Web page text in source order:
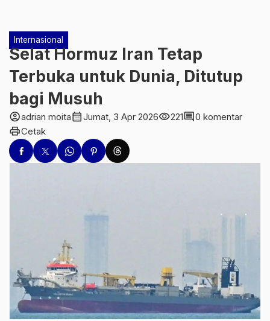
Internasional
Selat Hormuz Iran Tetap
Terbuka untuk Dunia, Ditutup
bagi Musuh
account_circleadrian moitacalendar_monthJumat, 3 Apr 2026visibility221comment0 komentar
printCetak